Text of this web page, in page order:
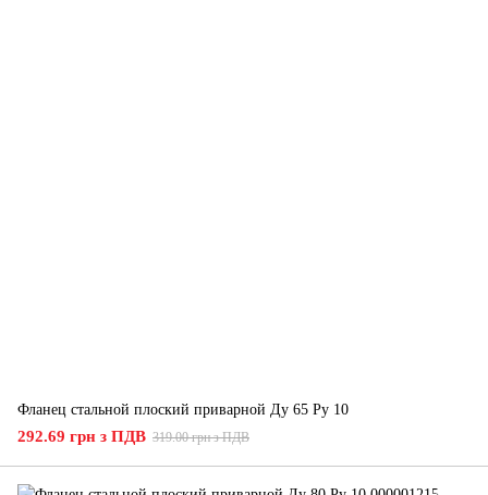
Фланец стальной плоский приварной Ду 65 Ру 10
292.69 грн з ПДВ 319.00 грн з ПДВ